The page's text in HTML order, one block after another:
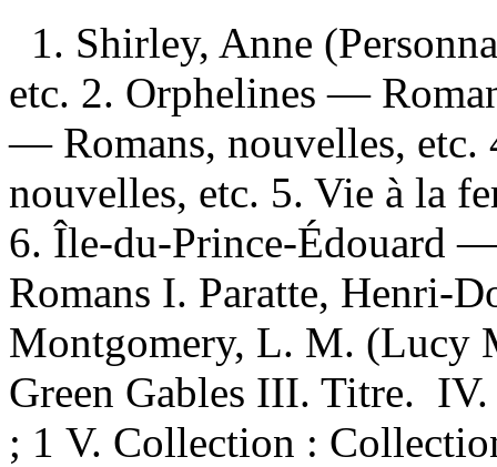
1. Shirley, Anne
etc. 2. Orphelines —
— Romans, nouvelles, etc.
nouvelles, etc. 5. Vie à la
6. Île-du-Prince-Édouard
Romans I. Paratte, Henri-
Montgomery, L. M. (Lucy
Green Gables III. Titre.
; 1 V. Collection :